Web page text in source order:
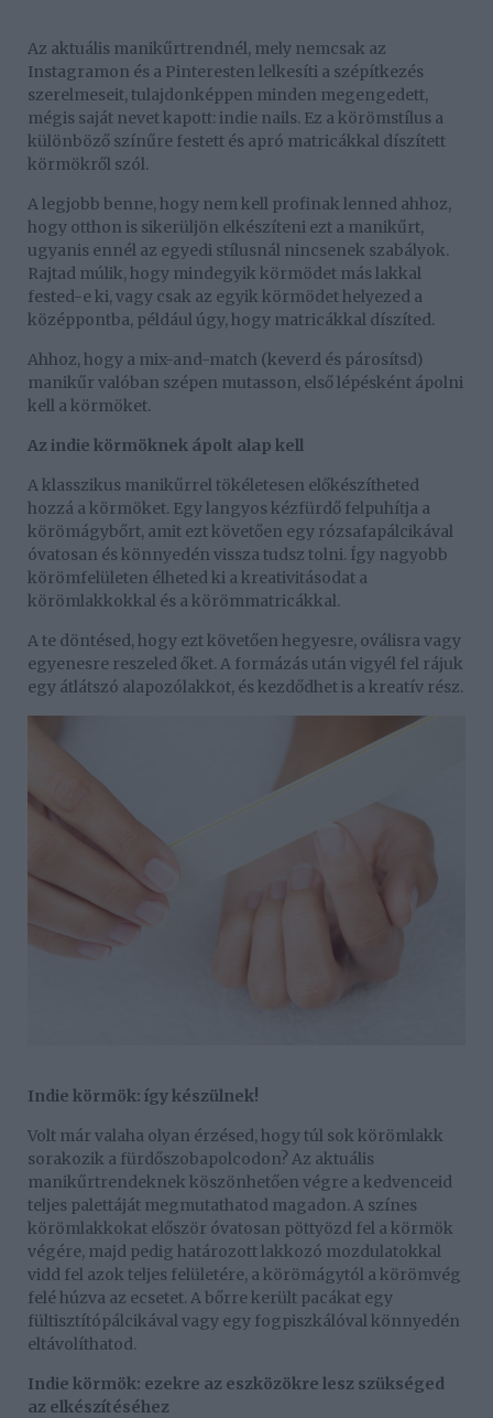
Az aktuális manikűrtrendnél, mely nemcsak az
Instagramon és a Pinteresten lelkesíti a szépítkezés
szerelmeseit, tulajdonképpen minden megengedett,
mégis saját nevet kapott: indie nails. Ez a körömstílus a
különböző színűre festett és apró matricákkal díszített
körmökről szól.
A legjobb benne, hogy nem kell profinak lenned ahhoz,
hogy otthon is sikerüljön elkészíteni ezt a manikűrt,
ugyanis ennél az egyedi stílusnál nincsenek szabályok.
Rajtad múlik, hogy mindegyik körmödet más lakkal
fested-e ki, vagy csak az egyik körmödet helyezed a
középpontba, például úgy, hogy matricákkal díszíted.
Ahhoz, hogy a mix-and-match (keverd és párosítsd)
manikűr valóban szépen mutasson, első lépésként ápolni
kell a körmöket.
Az indie körmöknek ápolt alap kell
A klasszikus manikűrrel tökéletesen előkészítheted
hozzá a körmöket. Egy langyos kézfürdő felpuhítja a
körömágybőrt, amit ezt követően egy rózsafapálcikával
óvatosan és könnyedén vissza tudsz tolni. Így nagyobb
körömfelületen élheted ki a kreativitásodat a
körömlakkokkal és a körömmatricákkal.
A te döntésed, hogy ezt követően hegyesre, oválisra vagy
egyenesre reszeled őket. A formázás után vigyél fel rájuk
egy átlátszó alapozólakkot, és kezdődhet is a kreatív rész.
Indie körmök: így készülnek!
Volt már valaha olyan érzésed, hogy túl sok körömlakk
sorakozik a fürdőszobapolcodon? Az aktuális
manikűrtrendeknek köszönhetően végre a kedvenceid
teljes palettáját megmutathatod magadon. A színes
körömlakkokat először óvatosan pöttyözd fel a körmök
végére, majd pedig határozott lakkozó mozdulatokkal
vidd fel azok teljes felületére, a körömágytól a körömvég
felé húzva az ecsetet. A bőrre került pacákat egy
fültisztítópálcikával vagy egy fogpiszkálóval könnyedén
eltávolíthatod.
Indie körmök: ezekre az eszközökre lesz szükséged
az elkészítéséhez